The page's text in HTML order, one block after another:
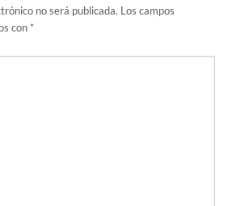
no será publicada. Los campos
con *